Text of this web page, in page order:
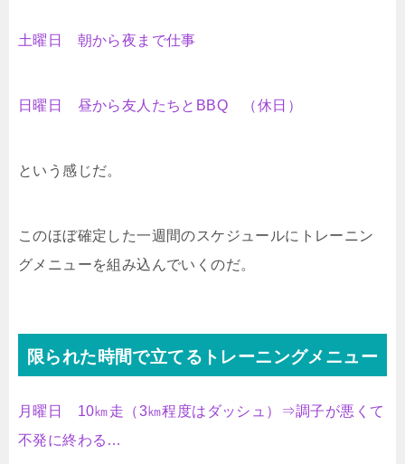
土曜日 朝から夜まで仕事
日曜日 昼から友人たちとBBQ （休日）
という感じだ。
このほぼ確定した一週間のスケジュールにトレーニン
グメニューを組み込んでいくのだ。
限られた時間で立てるトレーニングメニュー
月曜日 10㎞走（3㎞程度はダッシュ）⇒調子が悪くて
不発に終わる…